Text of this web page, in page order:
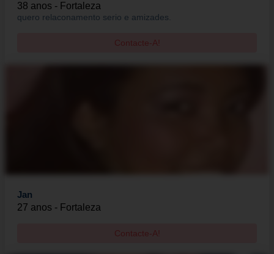
38 anos - Fortaleza
quero relaconamento serio e amizades.
Contacte-A!
Jan
27 anos - Fortaleza
Contacte-A!